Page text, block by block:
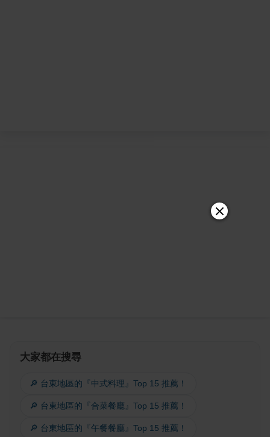
大家都在搜尋
🔎 台東地區的『中式料理』Top 15 推薦！
🔎 台東地區的『合菜餐廳』Top 15 推薦！
🔎 台東地區的『午餐餐廳』Top 15 推薦！